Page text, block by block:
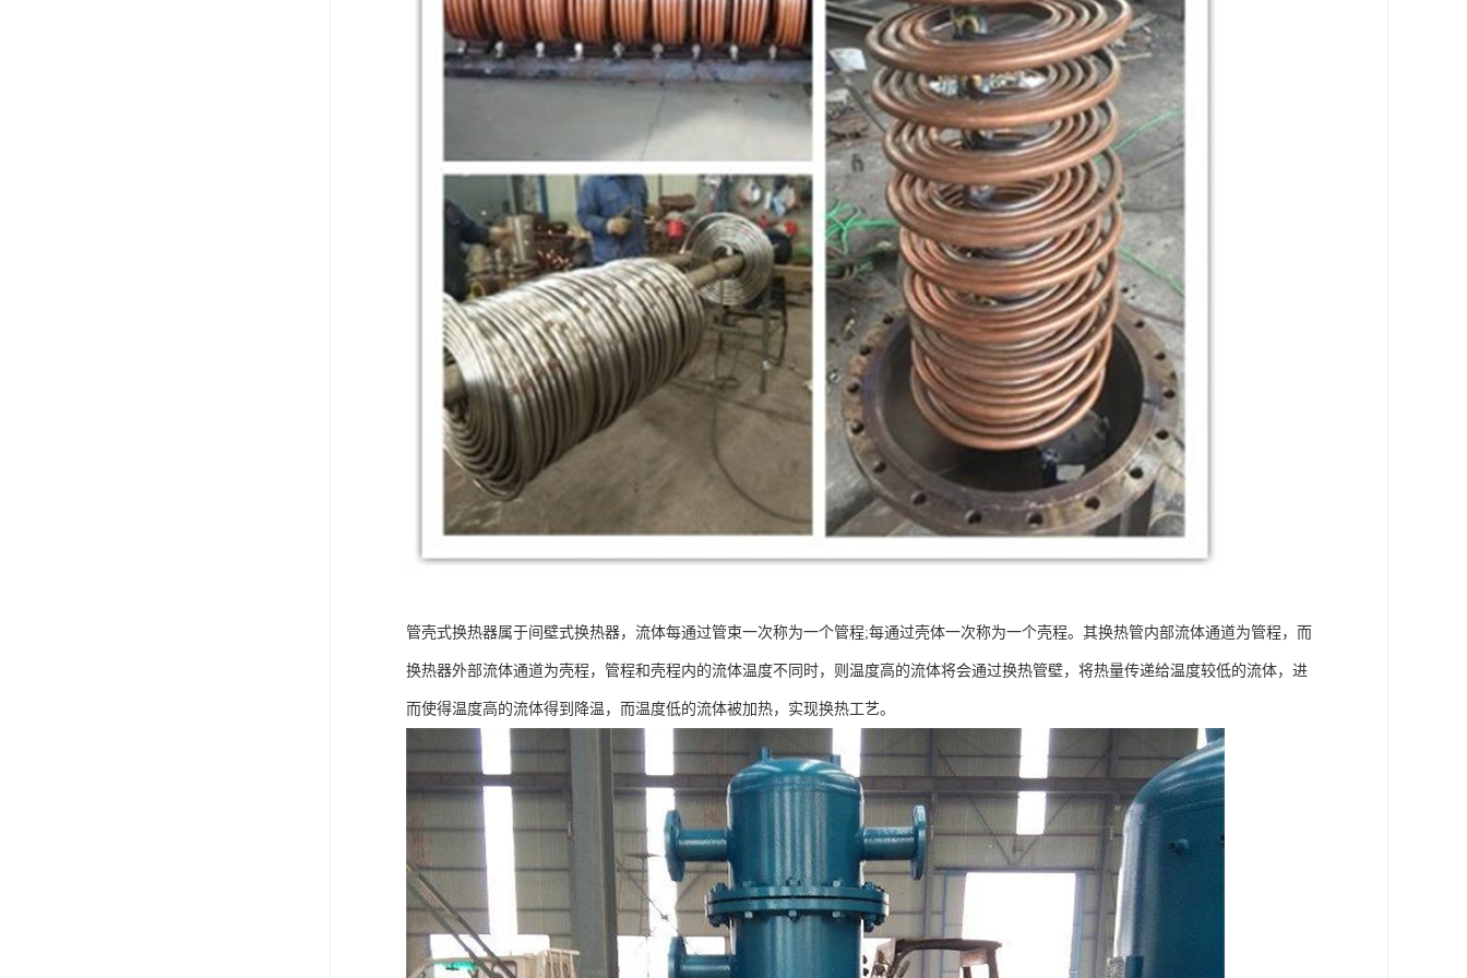
管壳式换热器属于间壁式换热器，流体每通过管束一次称为一个管程;每通过壳体一次称为一个壳程。其换热管内部流体通道为管程，而
换热器外部流体通道为壳程，管程和壳程内的流体温度不同时，则温度高的流体将会通过换热管壁，将热量传递给温度较低的流体，进
而使得温度高的流体得到降温，而温度低的流体被加热，实现换热工艺。